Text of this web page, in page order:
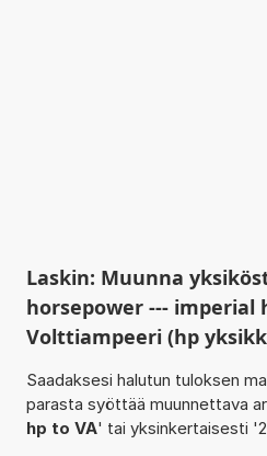
Laskin: Muunna
horsepower --- imperial
Volttiampeeri (hp
Saadaksesi halutun tuloksen
parasta syöttää muunnettava
hp to VA' tai yksinkertaisesti